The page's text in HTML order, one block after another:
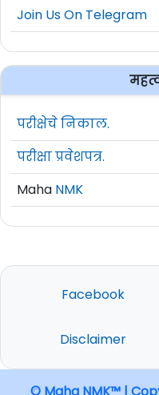
Join Us On Telegram
परीक्षेचे निकाल.
परीक्षा प्रवेशपत्र.
Maha NMK
Facebook
Disclaimer